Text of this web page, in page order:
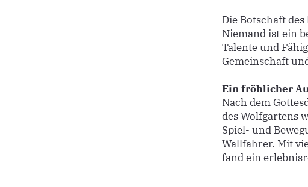
Die Botschaft
Niemand ist ein
Talente und
Gemeinschaft
Ein fröhlicher
Nach dem
des Wolfgartens
Spiel- und
Wallfahrer. Mit
fand ein